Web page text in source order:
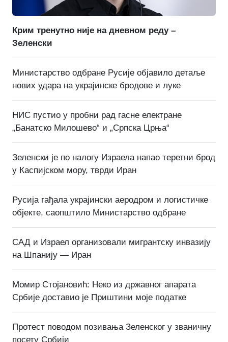
Крим тренутно није на дневном реду –
Зеленски
Министарство одбране Русије објавило детаље
нових удара на украјинске бродове и луке
НИС пустио у пробни рад гасне електране
„Банатско Милошево“ и „Српска Црња“
Зеленски је по налогу Израела напао теретни брод
у Каспијском мору, тврди Иран
Русија гађала украјински аеродром и логистичке
објекте, саопштило Министарство одбране
САД и Израел организовали мигрантску инвазију
на Шпанију — Иран
Момир Стојановић: Неко из државног апарата
Србије доставио је Приштини моје податке
Протест поводом позивања Зеленског у званичну
посету Србији